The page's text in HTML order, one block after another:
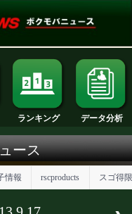
動画 ランキング
ニュース